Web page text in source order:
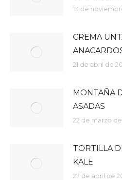
13 de
CREMA
21 de abril de
MONTAÑA
ASADAS
22 de marzo
TORTILLA
KALE
27 de abril de